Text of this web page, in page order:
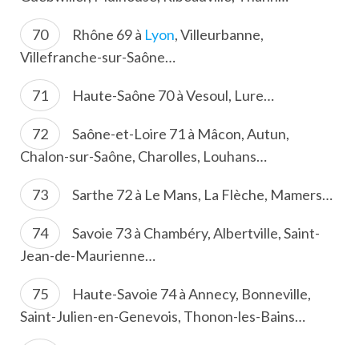
Rhône 69 à Lyon, Villeurbanne,
Villefranche-sur-Saône…
Haute-Saône 70 à Vesoul, Lure…
Saône-et-Loire 71 à Mâcon, Autun,
Chalon-sur-Saône, Charolles, Louhans…
Sarthe 72 à Le Mans, La Flèche, Mamers…
Savoie 73 à Chambéry, Albertville, Saint-
Jean-de-Maurienne…
Haute-Savoie 74 à Annecy, Bonneville,
Saint-Julien-en-Genevois, Thonon-les-Bains…